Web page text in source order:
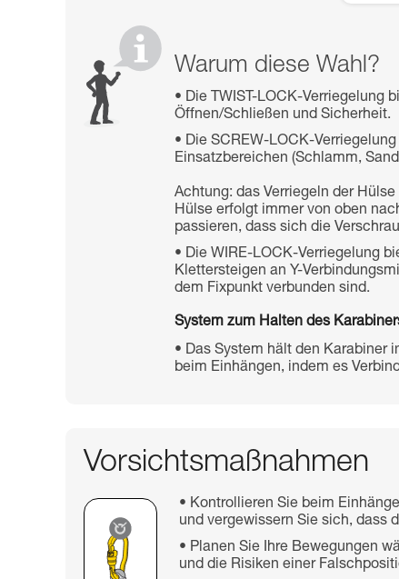
Warum diese Wahl?
Die TWIST-LOCK-Verriegelung
Öffnen/Schließen und Sicherheit.
Die SCREW-LOCK-
Einsatzbereichen (Schlamm,
Achtung: das Verriegeln der
Hülse erfolgt immer von oben
passieren, dass sich die
Die WIRE-LOCK-Verriegelung
Klettersteigen an Y-
dem Fixpunkt verbunden sind.
System zum Halten des
Das System hält den Karabiner
beim Einhängen, indem es
Vorsichtsmaßnahmen
Kontrollieren Sie beim
und vergewissern Sie sich, dass
Planen Sie Ihre Bewegungen
und die Risiken einer